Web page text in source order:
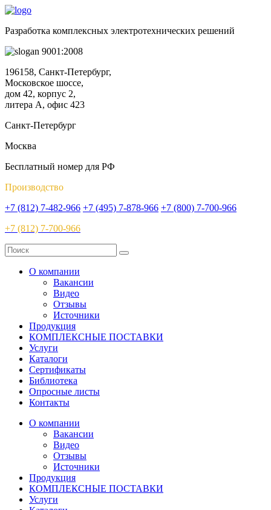
Разработка комплексных электротехнических решений
9001:2008
196158, Санкт-Петербург,
Московское шоссе,
дом 42, корпус 2,
литера А, офис 423
Санкт-Петербург
Москва
Бесплатный номер для РФ
Производство
+7 (812) 7-482-966 +7 (495) 7-878-966 +7 (800) 7-700-966
+7 (812) 7-700-966
О компании
Вакансии
Видео
Отзывы
Источники
Продукция
КОМПЛЕКСНЫЕ ПОСТАВКИ
Услуги
Каталоги
Сертификаты
Библиотека
Опросные листы
Контакты
О компании
Вакансии
Видео
Отзывы
Источники
Продукция
КОМПЛЕКСНЫЕ ПОСТАВКИ
Услуги